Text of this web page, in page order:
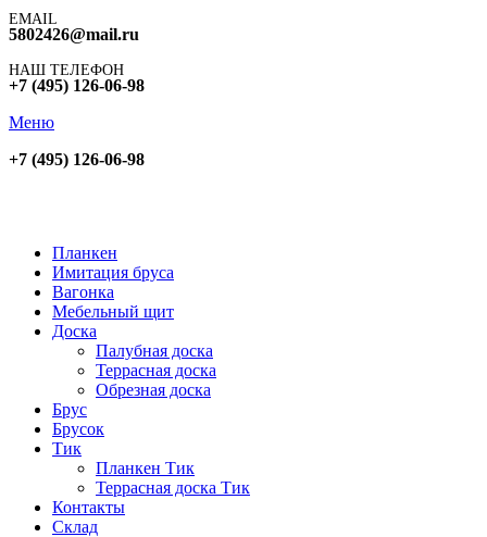
EMAIL
5802426@mail.ru
НАШ ТЕЛЕФОН
+7 (495) 126-06-98
Меню
+7 (495) 126-06-98
Планкен
Имитация бруса
Вагонка
Мебельный щит
Доска
Палубная доска
Террасная доска
Обрезная доска
Брус
Брусок
Тик
Планкен Тик
Террасная доска Тик
Контакты
Склад